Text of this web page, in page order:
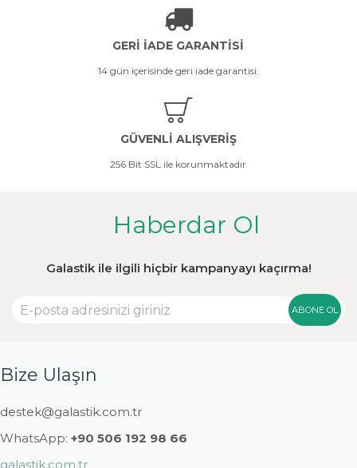
GERİ İADE GARANTİSİ
14 gün içerisinde geri iade garantisi.
GÜVENLİ ALIŞVERİŞ
256 Bit SSL ile korunmaktadır
Haberdar Ol
Galastik ile ilgili hiçbir kampanyayı kaçırma!
ABONE OL
Bize Ulaşın
destek@galastik.com.tr
WhatsApp: +90 506 192 98 66
galastik.com.tr